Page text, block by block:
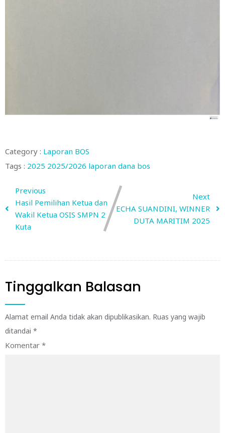
Category : Laporan BOS
Tags : 2025 2025/2026 laporan dana bos
Previous
Hasil Pemilihan Ketua dan
Wakil Ketua OSIS SMPN 2
Kuta
Next
ECHA SUANDINI, WINNER
DUTA MARITIM 2025
Tinggalkan Balasan
Alamat email Anda tidak akan dipublikasikan. Ruas yang wajib
ditandai *
Komentar *